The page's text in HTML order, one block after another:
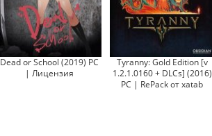
Dead or School (2019) PC
| Лицензия
Tyranny: Gold Edition [v
1.2.1.0160 + DLCs] (2016)
PC | RePack от xatab